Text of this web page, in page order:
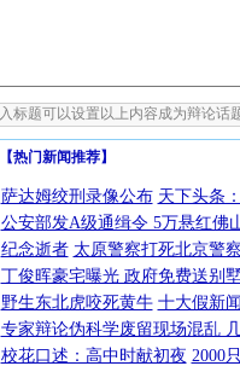
【热门新闻推荐】
萨达姆绞刑录像公布 天下头条
公安部发A级通缉令 5万悬红佛
纪念逝者 太原警察打死北京警
丁俊晖豪宅曝光 政府免费送别
野生东北虎咬死黄牛 十大假新
专家辩论伪科学废留现场混乱
校花口述：高中时献初夜 2000